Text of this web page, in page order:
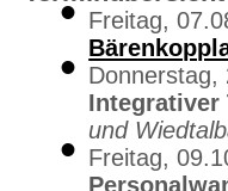
Freitag,
Donnerstag,
Integrativer
und
Freitag,